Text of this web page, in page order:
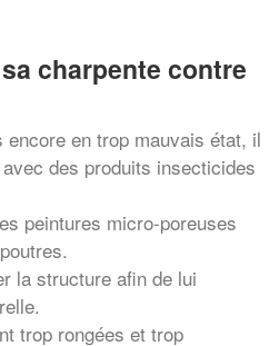
charpente contre
encore en trop mauvais état, il
des produits insecticides
peintures micro-poreuses
la structure afin de lui
trop rongées et trop